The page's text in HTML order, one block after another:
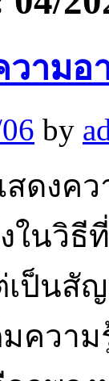
วาม
by
ดงค
ในวิธี
เป็นสั
มควา